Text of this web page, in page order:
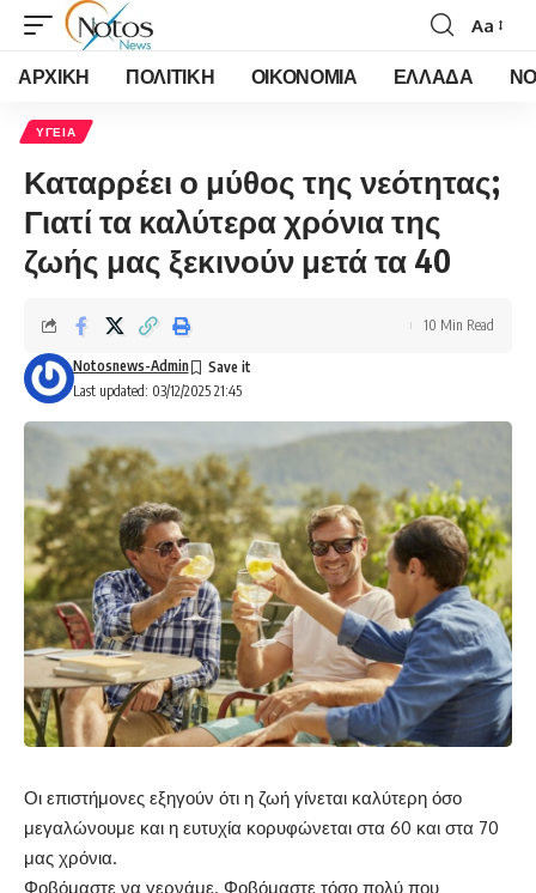
Font
Resizer
Aa
ΑΡΧΙΚΗ ΠΟΛΙΤΙΚΗ ΟΙΚΟΝΟΜΙΑ ΕΛΛΑΔΑ
ΥΓΕΙΑ
Καταρρέει ο μύθος της νεότητας;
Γιατί τα καλύτερα χρόνια της
ζωής μας ξεκινούν μετά τα 40
Last updated: 03/12/2025 21:45
Notosnews-Admin
10 Min Read
Οι επιστήμονες εξηγούν ότι η ζωή γίνεται καλύτερη όσο
μεγαλώνουμε και η ευτυχία κορυφώνεται στα 60 και στα 70
μας χρόνια.
Φοβόμαστε να γερνάμε. Φοβόμαστε τόσο πολύ που